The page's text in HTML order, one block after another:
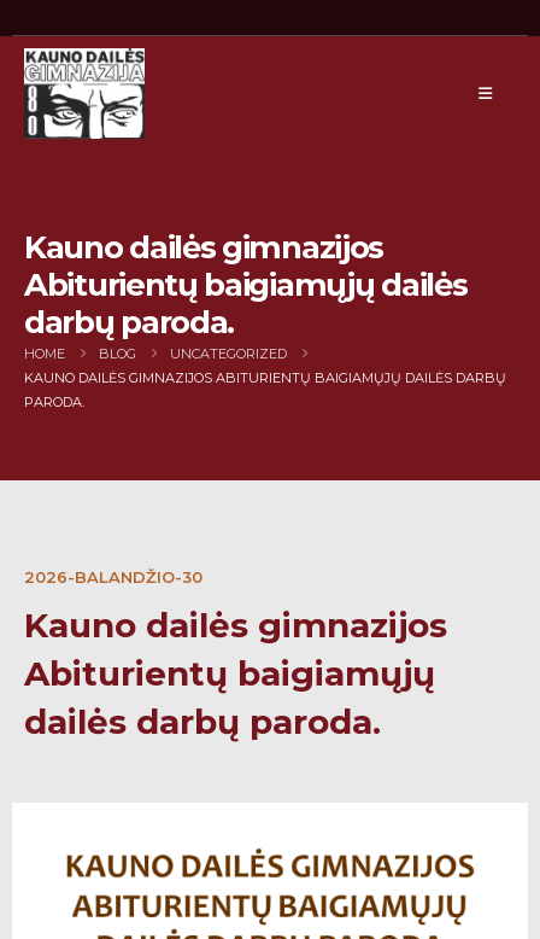
Kauno dailės gimnazijos
Abiturientų baigiamųjų dailės
darbų paroda.
HOME BLOG
UNCATEGORIZED
KAUNO DAILĖS GIMNAZIJOS ABITURIENTŲ BAIGIAMŲJŲ DAILĖS DARBŲ
PARODA.
2026-BALANDŽIO-30
Kauno dailės gimnazijos
Abiturientų baigiamųjų
dailės darbų paroda.